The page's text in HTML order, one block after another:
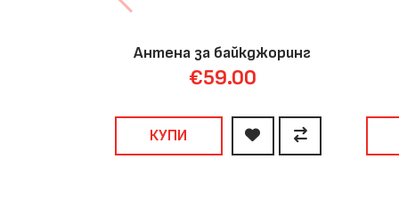
Антена за байкджоринг
€59.00
КУПИ